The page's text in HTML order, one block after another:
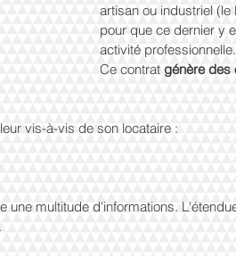
artisan ou industriel (le
pour que ce dernier y
activité professionnelle.
Ce contrat génère des
vis-à-vis de son locataire :
une multitude d'informations.